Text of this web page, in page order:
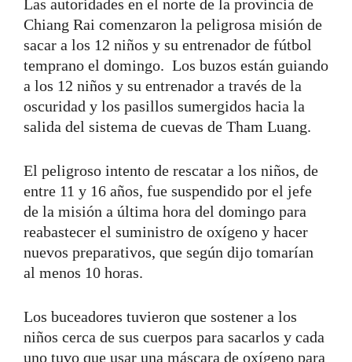
Las autoridades en el norte de la provincia de
Chiang Rai comenzaron la peligrosa misión de
sacar a los 12 niños y su entrenador de fútbol
temprano el domingo. Los buzos están guiando
a los 12 niños y su entrenador a través de la
oscuridad y los pasillos sumergidos hacia la
salida del sistema de cuevas de Tham Luang.
El peligroso intento de rescatar a los niños, de
entre 11 y 16 años, fue suspendido por el jefe
de la misión a última hora del domingo para
reabastecer el suministro de oxígeno y hacer
nuevos preparativos, que según dijo tomarían
al menos 10 horas.
Los buceadores tuvieron que sostener a los
niños cerca de sus cuerpos para sacarlos y cada
uno tuvo que usar una máscara de oxígeno para